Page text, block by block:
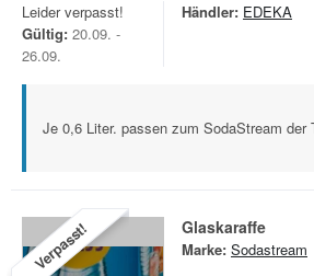
Leider verpasst!
Gültig: 20.09. -
26.09.
Händler: EDEKA
Je 0,6 Liter. passen zum SodaStream der
Verpasst! Glaskaraffe
Marke: Sodastream